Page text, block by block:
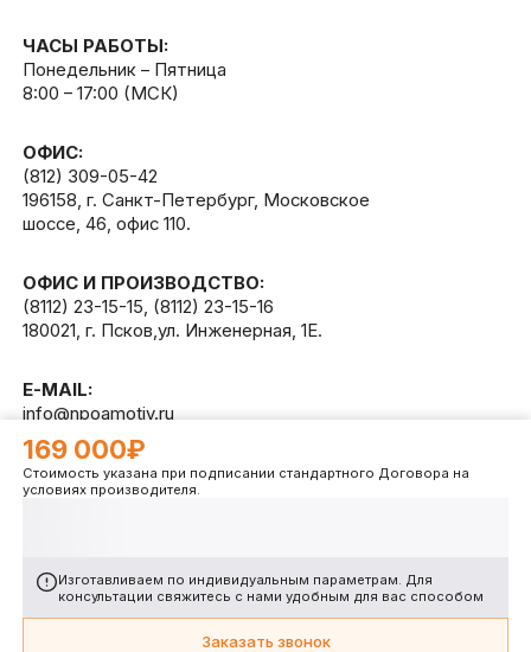
169 000₽
Стоимость указана при подписании стандартного Договора на
условиях производителя.
Изготавливаем по индивидуальным параметрам. Для
консультации свяжитесь с нами удобным для вас способом
Заказать звонок
ЧАСЫ РАБОТЫ:
Понедельник – Пятница
8:00 – 17:00 (МСК)
ОФИС:
(812) 309-05-42
196158, г. Санкт-Петербург, Московское
шоссе, 46, офис 110.
ОФИС И ПРОИЗВОДСТВО:
(8112) 23-15-15, (8112) 23-15-16
180021, г. Псков,ул. Инженерная, 1Е.
E-MAIL:
info@npoamotiv.ru
Разработано вWEBCETERA